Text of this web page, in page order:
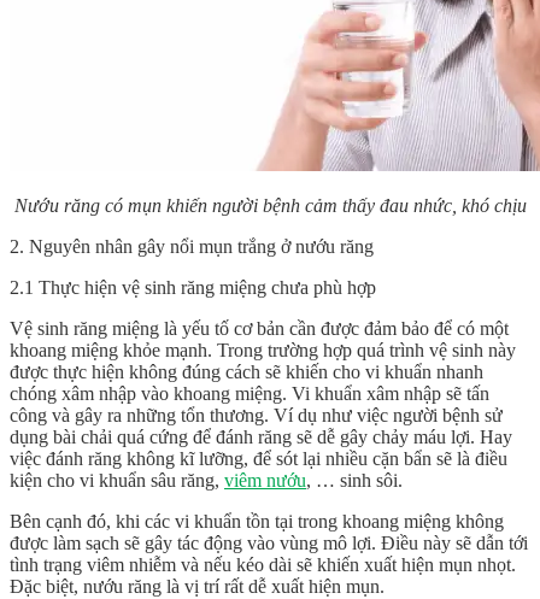
Nướu răng có mụn khiến người bệnh cảm thấy đau nhức, khó chịu
2. Nguyên nhân gây nổi mụn trắng ở nướu răng
2.1 Thực hiện vệ sinh răng miệng chưa phù hợp
Vệ sinh răng miệng là yếu tố cơ bản cần được đảm bảo để có một
khoang miệng khỏe mạnh. Trong trường hợp quá trình vệ sinh này
được thực hiện không đúng cách sẽ khiến cho vi khuẩn nhanh
chóng xâm nhập vào khoang miệng. Vi khuẩn xâm nhập sẽ tấn
công và gây ra những tổn thương. Ví dụ như việc người bệnh sử
dụng bài chải quá cứng để đánh răng sẽ dễ gây chảy máu lợi. Hay
việc đánh răng không kĩ lưỡng, để sót lại nhiều cặn bẩn sẽ là điều
kiện cho vi khuẩn sâu răng, viêm nướu, … sinh sôi.
Bên cạnh đó, khi các vi khuẩn tồn tại trong khoang miệng không
được làm sạch sẽ gây tác động vào vùng mô lợi. Điều này sẽ dẫn tới
tình trạng viêm nhiễm và nếu kéo dài sẽ khiến xuất hiện mụn nhọt.
Đặc biệt, nướu răng là vị trí rất dễ xuất hiện mụn.